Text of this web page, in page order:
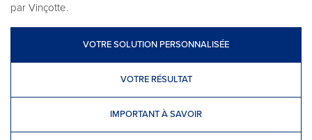
par Vinçotte.
VOTRE SOLUTION PERSONNALISÉE
VOTRE RÉSULTAT
IMPORTANT À SAVOIR